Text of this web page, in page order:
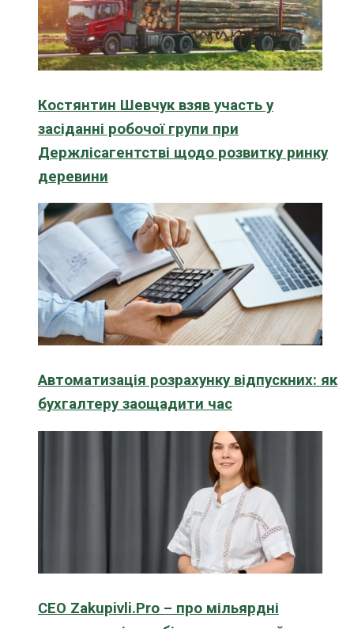
Костянтин Шевчук взяв участь у
засіданні робочої групи при
Держлісагентстві щодо розвитку ринку
деревини
Автоматизація розрахунку відпускних: як
бухгалтеру заощадити час
CEO Zakupivli.Pro – про мільярдні